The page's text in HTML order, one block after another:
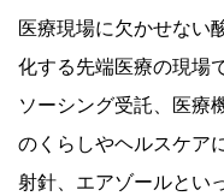
医療現場に欠かせない
化する先端医療の現場
ソーシング受託、医療
のくらしやヘルスケア
射針、エアゾールとい